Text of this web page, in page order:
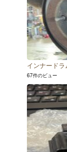
インナードラ
67件のビュー